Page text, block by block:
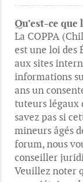
Qu’est-ce que
La COPPA
est une loi des
aux sites
informations
ans un
tuteurs légaux
savez pas si
mineurs âgés
forum, nous
conseiller
Veuillez noter